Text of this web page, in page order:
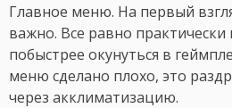
Главное меню. На первый
важно. Все равно
побыстрее окунуться в
меню сделано плохо, это
через акклиматизацию.